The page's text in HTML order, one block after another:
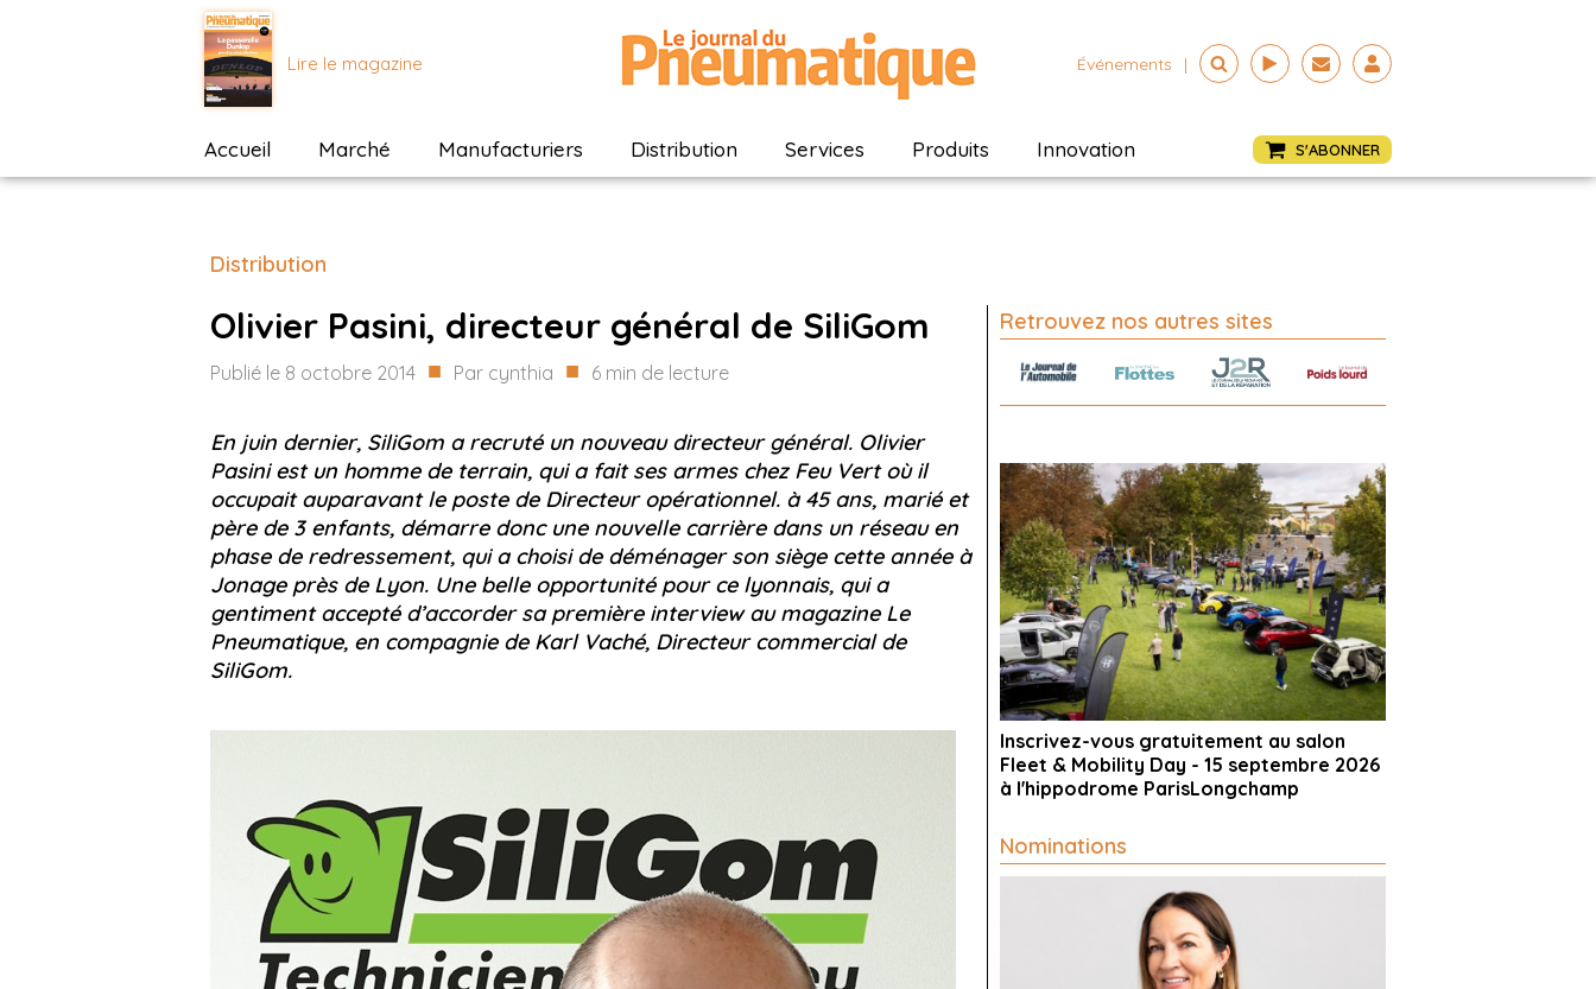
Lire le magazine Événements |
Accueil Marché Manufacturiers Distribution Services Produits Innovation S'ABONNER
Distribution
Olivier Pasini, directeur général de SiliGom
Publié le 8 octobre 2014 ■ Par cynthia ■ 6 min de lecture
En juin dernier, SiliGom a recruté un nouveau directeur général. Olivier
Pasini est un homme de terrain, qui a fait ses armes chez Feu Vert où il
occupait auparavant le poste de Directeur opérationnel. à 45 ans, marié et
père de 3 enfants, démarre donc une nouvelle carrière dans un réseau en
phase de redressement, qui a choisi de déménager son siège cette année à
Jonage près de Lyon. Une belle opportunité pour ce lyonnais, qui a
gentiment accepté d’accorder sa première interview au magazine Le
Pneumatique, en compagnie de Karl Vaché, Directeur commercial de
SiliGom.
Retrouvez nos autres sites
Inscrivez-vous gratuitement au salon
Fleet & Mobility Day - 15 septembre 2026
à l'hippodrome ParisLongchamp
Nominations